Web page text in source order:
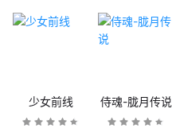
少女前线 侍魂-胧月传说